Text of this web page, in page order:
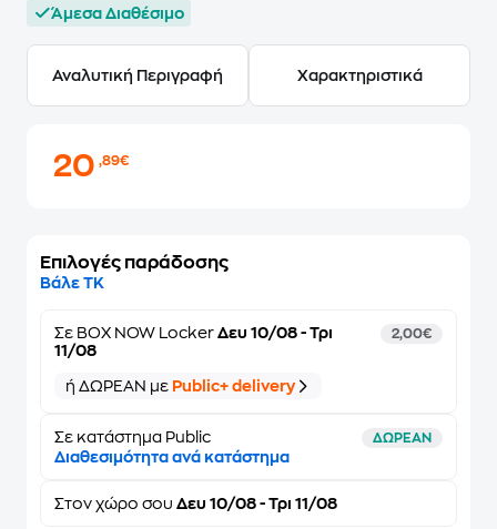
Άμεσα Διαθέσιμο
Αναλυτική Περιγραφή Χαρακτηριστικά
20,89€
Επιλογές παράδοσης
Βάλε ΤΚ
Σε BOX NOW Locker Δευ 10/08 - Τρι
11/08
2,00€
ή ΔΩΡΕΑΝ με Public+ delivery
Σε κατάστημα Public ΔΩΡΕΑΝ
Διαθεσιμότητα ανά κατάστημα
Στον χώρο σου Δευ 10/08 - Τρι 11/08